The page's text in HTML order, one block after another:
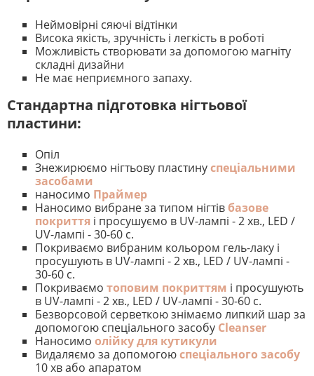
Неймовірні сяючі відтінки
Висока якість, зручність і легкість в роботі
Можливість створювати за допомогою магніту
складні дизайни
Не має неприємного запаху.
Стандартна підготовка нігтьової
пластини:
Опіл
Знежирюємо нігтьову пластинуспеціальними
засобами
наносимо Праймер
Наносимо вибране за типом нігтівбазове
покриття і просушуємо в UV-лампі - 2 хв., LED /
UV-лампі - 30-60 с.
Покриваємо вибраним кольором гель-лаку і
просушують в UV-лампі - 2 хв., LED / UV-лампі -
30-60 с.
Покриваємо топовим покриттям і просушують
в UV-лампі - 2 хв., LED / UV-лампі - 30-60 с.
Безворсовой серветкою знімаємо липкий шар за
допомогою спеціального засобу Cleanser
Наносимо олійку для кутикули
Видаляємо за допомогоюспеціального засобу
10 хв або апаратом